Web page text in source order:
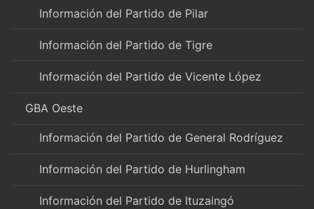
Información del Partido de Pilar
Información del Partido de Tigre
Información del Partido de Vicente López
GBA Oeste
Información del Partido de General Rodríguez
Información del Partido de Hurlingham
Información del Partido de Ituzaingó